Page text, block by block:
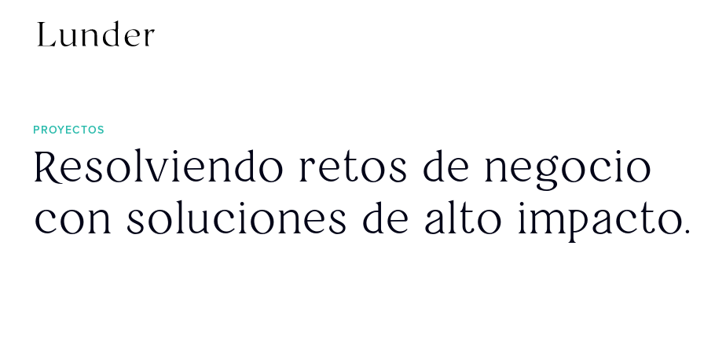
PROYECTOS
Resolviendo retos de negocio
con soluciones de alto impacto.